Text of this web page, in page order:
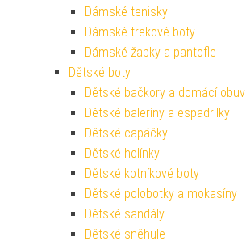
Dámské tenisky
Dámské trekové boty
Dámské žabky a pantofle
Dětské boty
Dětské bačkory a domácí obuv
Dětské baleríny a espadrilky
Dětské capáčky
Dětské holínky
Dětské kotníkové boty
Dětské polobotky a mokasíny
Dětské sandály
Dětské sněhule